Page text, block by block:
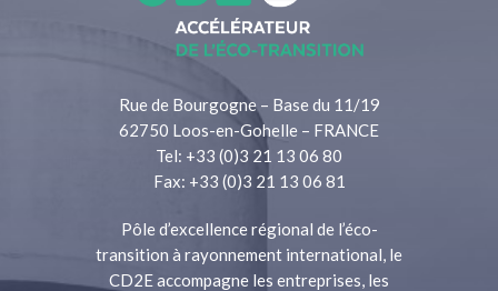
Rue de Bourgogne – Base du 11/19
62750 Loos-en-Gohelle – FRANCE
Tel: +33 (0)3 21 13 06 80
Fax: +33 (0)3 21 13 06 81
Pôle d’excellence régional de l’éco-
transition à rayonnement international, le
CD2E accompagne les entreprises, les